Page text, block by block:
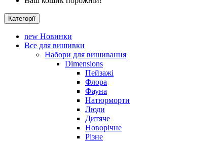
Категорії
new Новинки
Все для вишивки
Набори для вишивання
Dimensions
Пейзажі
Флора
Фауна
Натюрморти
Люди
Дитяче
Новорічне
Різне